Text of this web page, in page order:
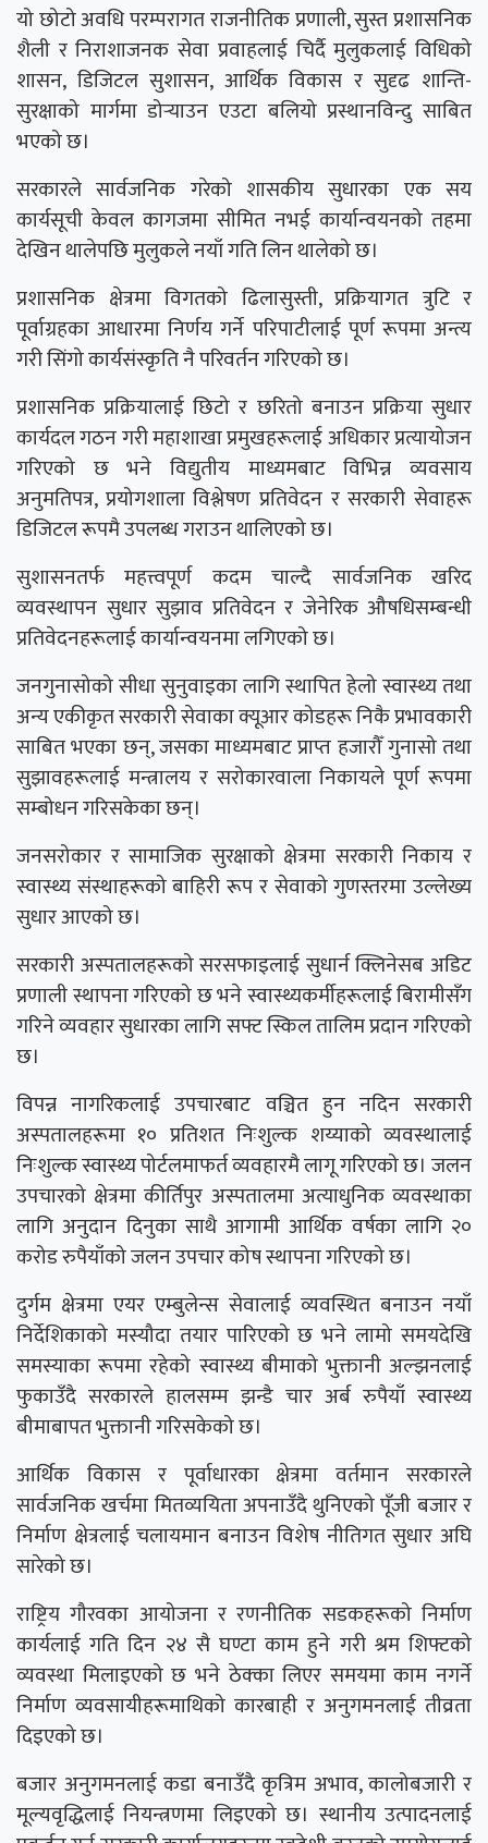
यो छोटो अवधि परम्परागत राजनीतिक प्रणाली, सुस्त प्रशासनिक
शैली र निराशाजनक सेवा प्रवाहलाई चिर्दै मुलुकलाई विधिको
शासन, डिजिटल सुशासन, आर्थिक विकास र सुदृढ शान्ति-
सुरक्षाको मार्गमा डोर्‍याउन एउटा बलियो प्रस्थानविन्दु साबित
भएको छ।
सरकारले सार्वजनिक गरेको शासकीय सुधारका एक सय
कार्यसूची केवल कागजमा सीमित नभई कार्यान्वयनको तहमा
देखिन थालेपछि मुलुकले नयाँ गति लिन थालेको छ।
प्रशासनिक क्षेत्रमा विगतको ढिलासुस्ती, प्रक्रियागत त्रुटि र
पूर्वाग्रहका आधारमा निर्णय गर्ने परिपाटीलाई पूर्ण रूपमा अन्त्य
गरी सिंगो कार्यसंस्कृति नै परिवर्तन गरिएको छ।
प्रशासनिक प्रक्रियालाई छिटो र छरितो बनाउन प्रक्रिया सुधार
कार्यदल गठन गरी महाशाखा प्रमुखहरूलाई अधिकार प्रत्यायोजन
गरिएको छ भने विद्युतीय माध्यमबाट विभिन्न व्यवसाय
अनुमतिपत्र, प्रयोगशाला विश्लेषण प्रतिवेदन र सरकारी सेवाहरू
डिजिटल रूपमै उपलब्ध गराउन थालिएको छ।
सुशासनतर्फ महत्त्वपूर्ण कदम चाल्दै सार्वजनिक खरिद
व्यवस्थापन सुधार सुझाव प्रतिवेदन र जेनेरिक औषधिसम्बन्धी
प्रतिवेदनहरूलाई कार्यान्वयनमा लगिएको छ।
जनगुनासोको सीधा सुनुवाइका लागि स्थापित हेलो स्वास्थ्य तथा
अन्य एकीकृत सरकारी सेवाका क्यूआर कोडहरू निकै प्रभावकारी
साबित भएका छन्, जसका माध्यमबाट प्राप्त हजारौँ गुनासो तथा
सुझावहरूलाई मन्त्रालय र सरोकारवाला निकायले पूर्ण रूपमा
सम्बोधन गरिसकेका छन्।
जनसरोकार र सामाजिक सुरक्षाको क्षेत्रमा सरकारी निकाय र
स्वास्थ्य संस्थाहरूको बाहिरी रूप र सेवाको गुणस्तरमा उल्लेख्य
सुधार आएको छ।
सरकारी अस्पतालहरूको सरसफाइलाई सुधार्न क्लिनेसब अडिट
प्रणाली स्थापना गरिएको छ भने स्वास्थ्यकर्मीहरूलाई बिरामीसँग
गरिने व्यवहार सुधारका लागि सफ्ट स्किल तालिम प्रदान गरिएको
छ।
विपन्न नागरिकलाई उपचारबाट वञ्चित हुन नदिन सरकारी
अस्पतालहरूमा १० प्रतिशत निःशुल्क शय्याको व्यवस्थालाई
निःशुल्क स्वास्थ्य पोर्टलमाफर्त व्यवहारमै लागू गरिएको छ। जलन
उपचारको क्षेत्रमा कीर्तिपुर अस्पतालमा अत्याधुनिक व्यवस्थाका
लागि अनुदान दिनुका साथै आगामी आर्थिक वर्षका लागि २०
करोड रुपैयाँको जलन उपचार कोष स्थापना गरिएको छ।
दुर्गम क्षेत्रमा एयर एम्बुलेन्स सेवालाई व्यवस्थित बनाउन नयाँ
निर्देशिकाको मस्यौदा तयार पारिएको छ भने लामो समयदेखि
समस्याका रूपमा रहेको स्वास्थ्य बीमाको भुक्तानी अल्झनलाई
फुकाउँदै सरकारले हालसम्म झन्डै चार अर्ब रुपैयाँ स्वास्थ्य
बीमाबापत भुक्तानी गरिसकेको छ।
आर्थिक विकास र पूर्वाधारका क्षेत्रमा वर्तमान सरकारले
सार्वजनिक खर्चमा मितव्ययिता अपनाउँदै थुनिएको पूँजी बजार र
निर्माण क्षेत्रलाई चलायमान बनाउन विशेष नीतिगत सुधार अघि
सारेको छ।
राष्ट्रिय गौरवका आयोजना र रणनीतिक सडकहरूको निर्माण
कार्यलाई गति दिन २४ सै घण्टा काम हुने गरी श्रम शिफ्टको
व्यवस्था मिलाइएको छ भने ठेक्का लिएर समयमा काम नगर्ने
निर्माण व्यवसायीहरूमाथिको कारबाही र अनुगमनलाई तीव्रता
दिइएको छ।
बजार अनुगमनलाई कडा बनाउँदै कृत्रिम अभाव, कालोबजारी र
मूल्यवृद्धिलाई नियन्त्रणमा लिइएको छ। स्थानीय उत्पादनलाई